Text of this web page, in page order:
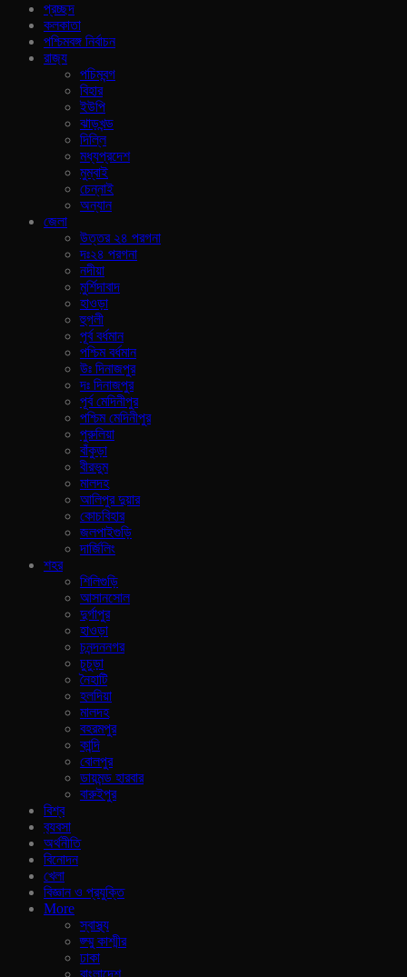
প্রচ্ছদ
কলকাতা
পশ্চিমবঙ্গ নির্বাচন
রাজ‍্য
পচিমবন্গ
বিহার
ইউপি
ঝাড়খন্ড
দিল্লি
মধ্যপ্রদেশ
মুম্বাই
চেন্নাই
অন্যান
জেলা
উত্তর ২৪ পরগনা
দঃ২৪ পরগনা
নদীয়া
মুর্শিদাবাদ
হাওড়া
হুগলী
পূর্ব বর্ধমান
পশ্চিম বর্ধমান
উঃ দিনাজপুর
দঃ দিনাজপুর
পূর্ব মেদিনীপুর
পশ্চিম মেদিনীপুর
পুরুলিয়া
বাঁকুড়া
বীরভুম
মালদহ
আলিপুর দুয়ার
কোচবিহার
জলপাইগুড়ি
দার্জিলিং
শহর
শিলিগুড়ি
আসানসোল
দুর্গাপুর
হাওড়া
চনন্দননগর
চুচুড়া
নৈহাটি
হলদিয়া
মালদহ
বহরমপুর
কান্দি
বোলপুর
ডায়মন্ড হারবার
বারুইপুর
বিশ্ব
ব‍্যবসা
অর্থনীতি
বিনোদন
খেলা
বিজ্ঞান ও প্রযুক্তি
More
স্বাস্থ্য
জ্ম্মু কাশ্মীর
ঢাকা